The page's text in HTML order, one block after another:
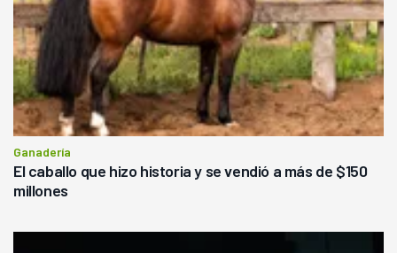
Ganadería
El caballo que hizo historia y se vendió a más de $150
millones